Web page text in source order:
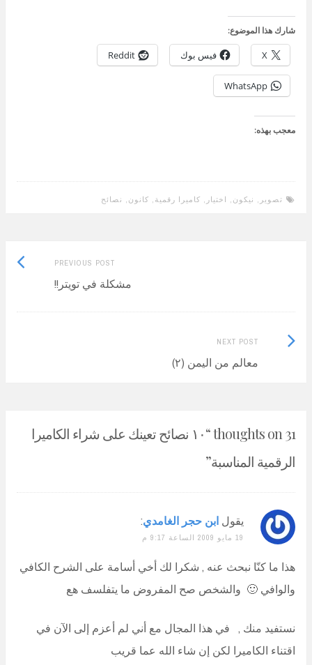
شارك هذا الموضوع:
X فيس بوك Reddit
WhatsApp
معجب بهذه:
تصوير نيكون اختيار كاميرا رقمية كانون نصائح
PREVIOUS POST
Previous
post:مشكلة في تويتر!!
NEXT POST
معالم من اليمن (٢)
Next
Post:
31 thoughts on “
١٠ نصائح تعينك على شراء الكاميرا
الرقمية المناسبة”
يقول ابن حجر الغامدي:
19 مايو 2009 الساعة 9:17 م
هذا ما كنّا نبحث عنه , شكرا لك أخي أسامة على الشرح الكافي
والوافي 🙂 والشخص صح المفروض ما يتفلسف هع
نستفيد منك , في هذا المجال مع أني لم أعزم إلى الآن في
اقتناء الكاميرا لكن إن شاء الله عما قريب